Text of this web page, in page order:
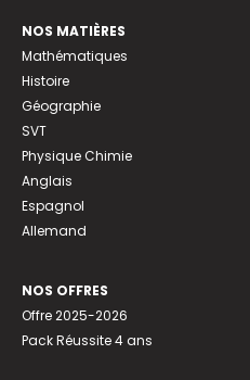
NOS MATIÈRES
Mathématiques
Histoire
Géographie
SVT
Physique Chimie
Anglais
Espagnol
Allemand
NOS OFFRES
Offre 2025-2026
Pack Réussite 4 ans